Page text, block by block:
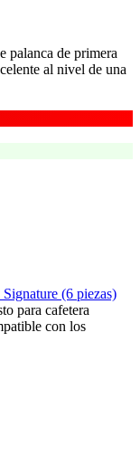
palanca de primera
al nivel de una
(6 piezas)
para cafetera
con los